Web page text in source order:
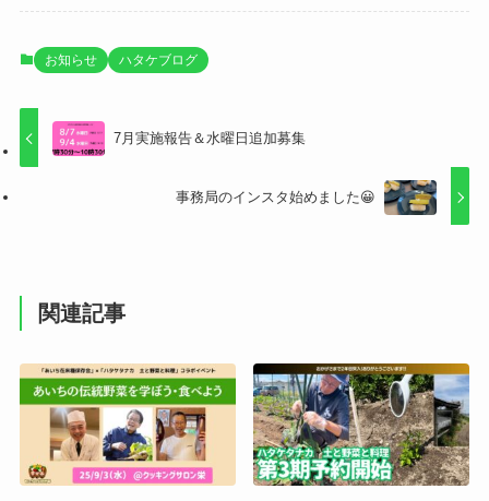
お知らせ ハタケブログ
7月実施報告＆水曜日追加募集
事務局のインスタ始めました😀
関連記事